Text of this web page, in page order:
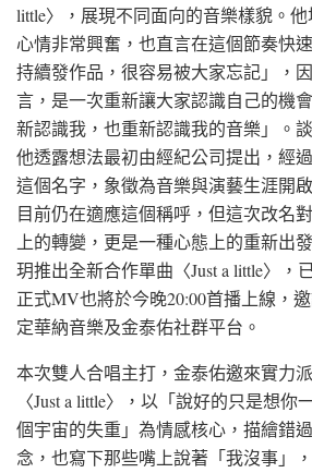
little〉，展現不同面向的音樂樣貌。
心情非常興奮，也直言在這個節奏快
持續發作品，很容易被大家忘記」，
言，是一次重新讓大家認識自己的機
新認識我，也重新認識我的音樂」。
他透露想法最初由經紀公司提出，經
這個名字，象徵為音樂與演藝生涯開
目前仍在適應這個稱呼，但這次改名
上的轉變，更是一種心態上的重新出
玥推出全新合作單曲〈Just a little〉，
正式MV也將於今晚20:00首播上線，
定華納音樂及金泰佑社群平台。
本次雙人合唱主打，金泰佑邀來實力
〈Just a little〉，以「說好的只是想
個宇宙的失重」為情感核心，描繪錯
念，也寫下那些嘴上說著「我沒事」